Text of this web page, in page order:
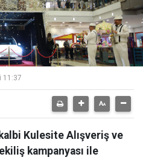
11:37
Kulesite Alışveriş ve
kampanyası ile